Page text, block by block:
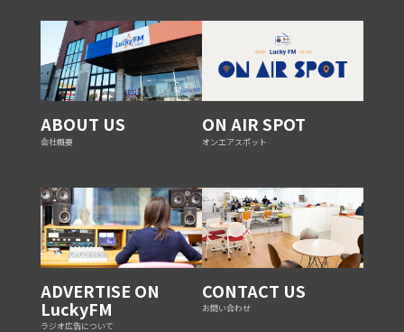
ABOUT US
会社概要
ON AIR SPOT
オンエアスポット
ADVERTISE ON
LuckyFM
ラジオ広告について
CONTACT US
お問い合わせ